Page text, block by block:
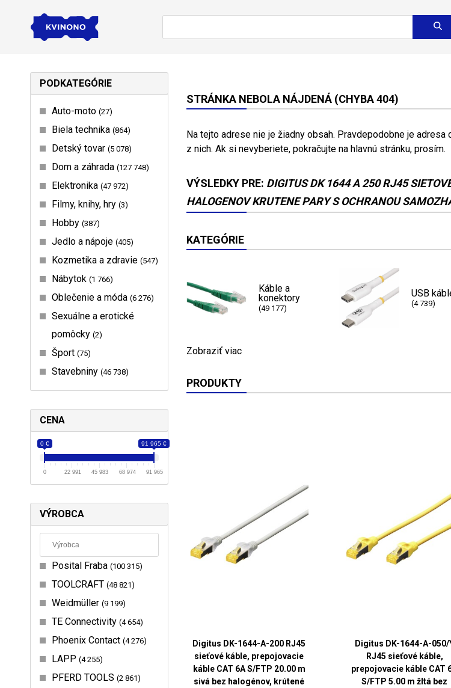
PODKATEGÓRIE
Auto-moto 27
Biela technika 864
Detský tovar 5 078
Dom a záhrada 127 748
Elektronika 47 972
Filmy, knihy, hry 3
Hobby 387
Jedlo a nápoje 405
Kozmetika a zdravie 547
Nábytok 1 766
Oblečenie a móda 6 276
Sexuálne a erotické
pomôcky 2
Šport 75
Stavebniny 46 738
CENA
0 € 91 965 €
0 22 991 45 983 68 974 91 965
VÝROBCA
Posital Fraba 100 315
TOOLCRAFT 48 821
Weidmüller 9 199
TE Connectivity 4 654
Phoenix Contact 4 276
LAPP 4 255
PFERD TOOLS 2 861
STRÁNKA NEBOLA NÁJDENÁ (CHYBA 404)
Na tejto adrese nie je žiadny obsah. Pravdepodobne je
z nich. Ak si nevyberiete, pokračujte na hlavnú stránku, prosím.
VÝSLEDKY PRE: DIGITUS DK 1644 A 250 RJ45
HALOGENOV KRUTENE PARY S OCHRANOU
KATEGÓRIE
Káble a
konektory
(49 177)
USB
(4 739)
Zobraziť viac
PRODUKTY
Digitus DK-1644-A-200 RJ45
sieťové káble, prepojovacie
káble CAT 6A S/FTP 20.00 m
sivá bez halogénov, krútené
Digitus DK-1644-A-050/
RJ45 sieťové káble,
prepojovacie káble CAT
S/FTP 5.00 m žltá bez